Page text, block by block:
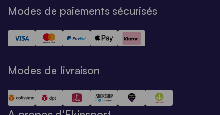
Modes de paiements sécurisés
Modes de livraison